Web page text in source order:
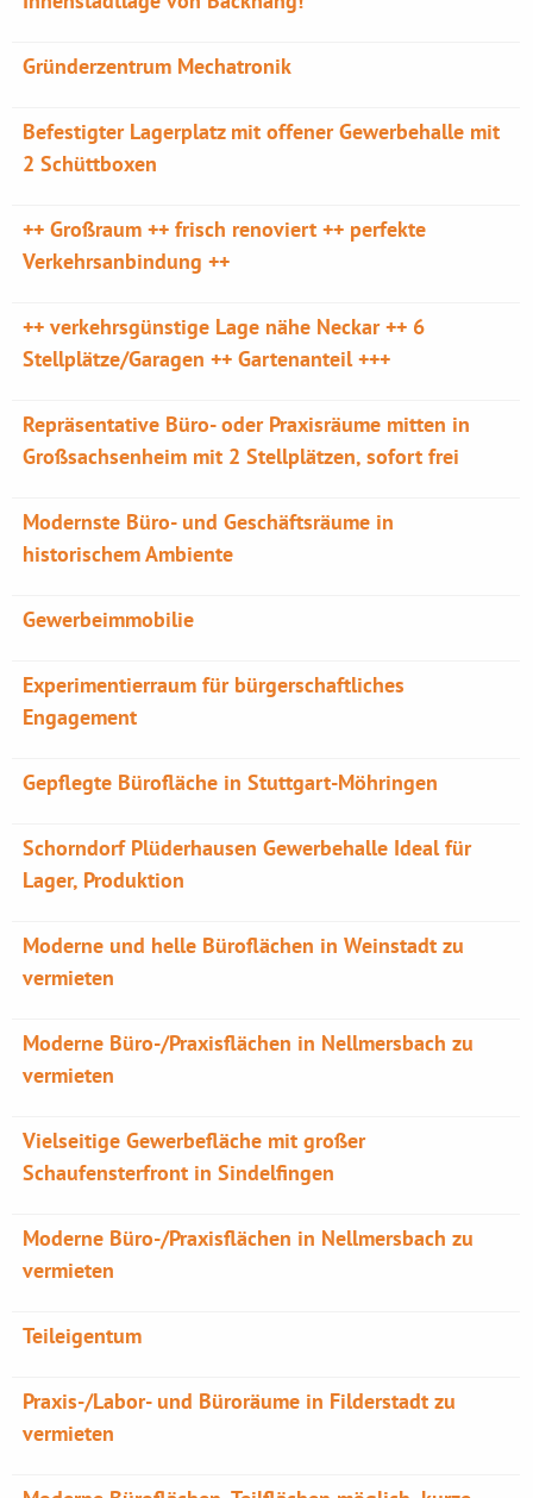
Gründerzentrum Mechatronik
Befestigter Lagerplatz mit offener Gewerbehalle mit
2 Schüttboxen
++ Großraum ++ frisch renoviert ++ perfekte
Verkehrsanbindung ++
++ verkehrsgünstige Lage nähe Neckar ++ 6
Stellplätze/Garagen ++ Gartenanteil +++
Repräsentative Büro- oder Praxisräume mitten in
Großsachsenheim mit 2 Stellplätzen, sofort frei
Modernste Büro- und Geschäftsräume in
historischem Ambiente
Gewerbeimmobilie
Experimentierraum für bürgerschaftliches
Engagement
Gepflegte Bürofläche in Stuttgart-Möhringen
Schorndorf Plüderhausen Gewerbehalle Ideal für
Lager, Produktion
Moderne und helle Büroflächen in Weinstadt zu
vermieten
Moderne Büro-/Praxisflächen in Nellmersbach zu
vermieten
Vielseitige Gewerbefläche mit großer
Schaufensterfront in Sindelfingen
Moderne Büro-/Praxisflächen in Nellmersbach zu
vermieten
Teileigentum
Praxis-/Labor- und Büroräume in Filderstadt zu
vermieten